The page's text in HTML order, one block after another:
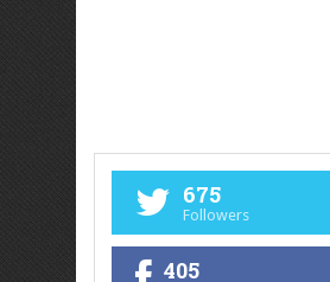
675
Followers
405